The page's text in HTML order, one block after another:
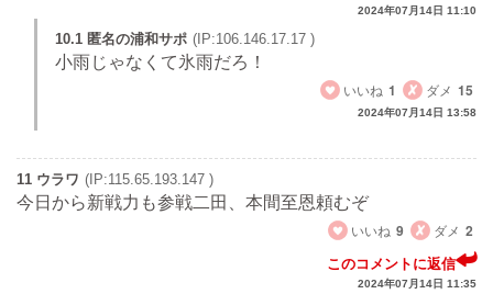
2024年07月14日 11:10
10.1 匿名の浦和サポ (IP:106.146.17.17 )
小雨じゃなくて氷雨だろ！
いいね 1 ダメ 15
2024年07月14日 13:58
11 ウラワ (IP:115.65.193.147 )
今日から新戦力も参戦二田、本間至恩頼むぞ
いいね 9 ダメ 2
このコメントに返信
2024年07月14日 11:35